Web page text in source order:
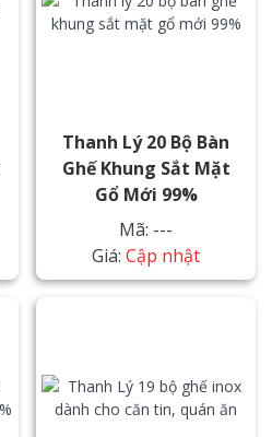
Thanh Lý 20 Bộ Bàn
Ghế Khung Sắt Mặt
Gổ Mới 99%
Mã: ---
Giá: Cập nhật